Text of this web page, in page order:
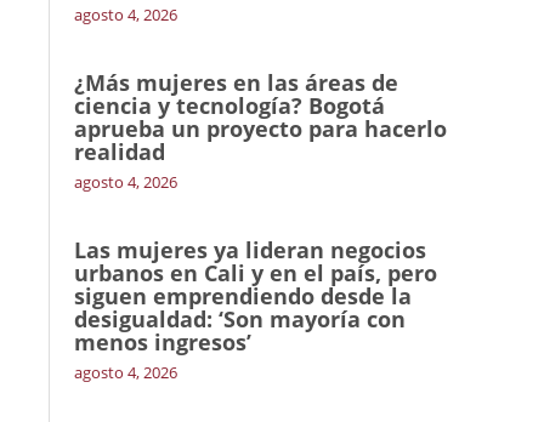
agosto 4, 2026
¿Más mujeres en las áreas de
ciencia y tecnología? Bogotá
aprueba un proyecto para hacerlo
realidad
agosto 4, 2026
Las mujeres ya lideran negocios
urbanos en Cali y en el país, pero
siguen emprendiendo desde la
desigualdad: ‘Son mayoría con
menos ingresos’
agosto 4, 2026